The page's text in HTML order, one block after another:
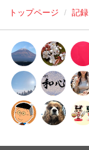
トップページ 記録